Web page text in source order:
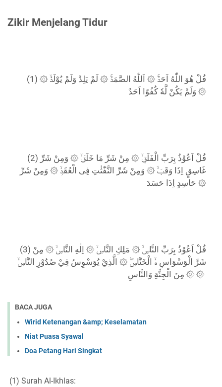
Zikir Menjelang Tidur
(1) قُلْ هُوَ اللّٰهُ اَحَدٌۚ ۞ اَللّٰهُ الصَّمَدُۚ ۞ لَمْ يَلِدْ وَلَمْ يُوْلَدْۙ ۞
وَلَمْ يَكُنْ لَّهٗ كُفُوًا اَحَدٌ ۞
(2) قُلْ اَعُوْذُ بِرَبِّ الْفَلَقِۙ ۞ مِنْ شَرِّ مَا خَلَقَۙ ۞ وَمِنْ شَرِّ
غَاسِقٍ اِذَا وَقَبَۙ ۞ وَمِنْ شَرِّ النَّفّٰثٰتِ فِى الْعُقَدِۙ ۞ وَمِنْ شَرِّ
حَاسِدٍ اِذَا حَسَدَ ۞
(3) قُلْ اَعُوْذُ بِرَبِّ النَّاسِۙ ۞ مَلِكِ النَّاسِۙ ۞ اِلٰهِ النَّاسِۙ ۞ مِنْ
شَرِّ الْوَسْوَاسِ ەۙ الْخَنَّاسِۖ ۞ الَّذِيْ يُوَسْوِسُ فِيْ صُدُوْرِ النَّاسِۙ
۞ مِنَ الْجِنَّةِ وَالنَّاسِ ۞
BACA JUGA
Wirid Ketenangan &amp; Keselamatan
Niat Puasa Syawal
Doa Petang Hari Singkat
(1) Surah Al-Ikhlas: